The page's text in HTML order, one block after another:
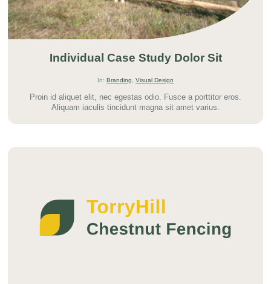
content/uploads/2021/06/prod_sheep_hurdless_img1-
Individual Case Study Dolor Sit
In: Branding, Visual Design
Proin id aliquet elit, nec egestas odio. Fusce a porttitor eros.
Aliquam iaculis tincidunt magna sit amet varius.